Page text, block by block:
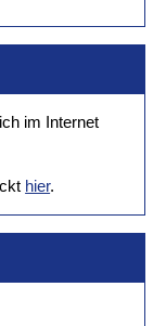
im Internet
hier.